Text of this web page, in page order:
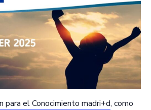
para el Conocimiento madri+d, como